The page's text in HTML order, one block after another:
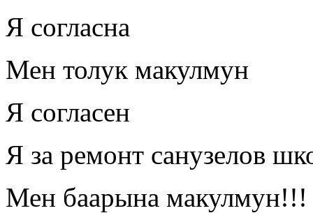
Я согласна
Мен толук макулмун
Я согласен
Я за ремонт санузелов
Мен баарына макулмун!!!